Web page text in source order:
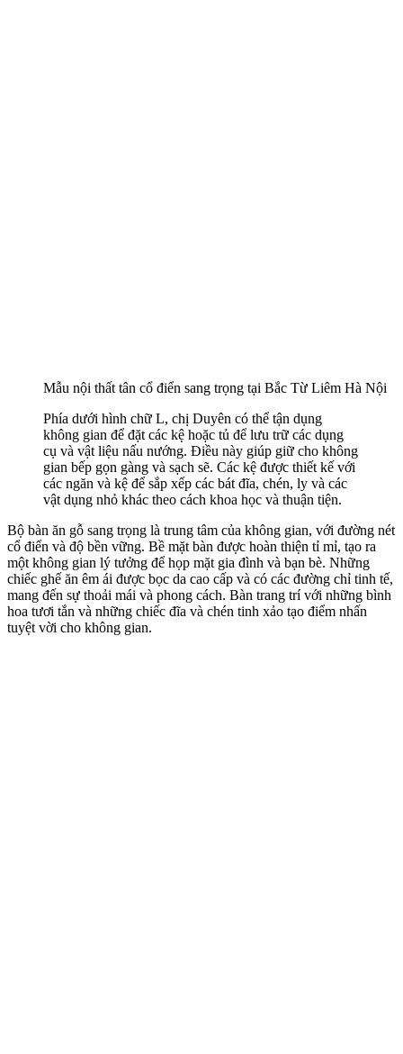
Mẫu nội thất tân cổ điển sang trọng tại Bắc Từ Liêm Hà Nội
Phía dưới hình chữ L, chị Duyên có thể tận dụng
không gian để đặt các kệ hoặc tủ để lưu trữ các dụng
cụ và vật liệu nấu nướng. Điều này giúp giữ cho không
gian bếp gọn gàng và sạch sẽ. Các kệ được thiết kế với
các ngăn và kệ để sắp xếp các bát đĩa, chén, ly và các
vật dụng nhỏ khác theo cách khoa học và thuận tiện.
Bộ bàn ăn gỗ sang trọng là trung tâm của không gian, với đường nét
cổ điển và độ bền vững. Bề mặt bàn được hoàn thiện tỉ mỉ, tạo ra
một không gian lý tưởng để họp mặt gia đình và bạn bè. Những
chiếc ghế ăn êm ái được bọc da cao cấp và có các đường chỉ tinh tế,
mang đến sự thoải mái và phong cách. Bàn trang trí với những bình
hoa tươi tắn và những chiếc đĩa và chén tinh xảo tạo điểm nhấn
tuyệt vời cho không gian.